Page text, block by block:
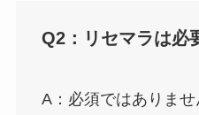
Q2：リセマラは必
A：必須ではありませ